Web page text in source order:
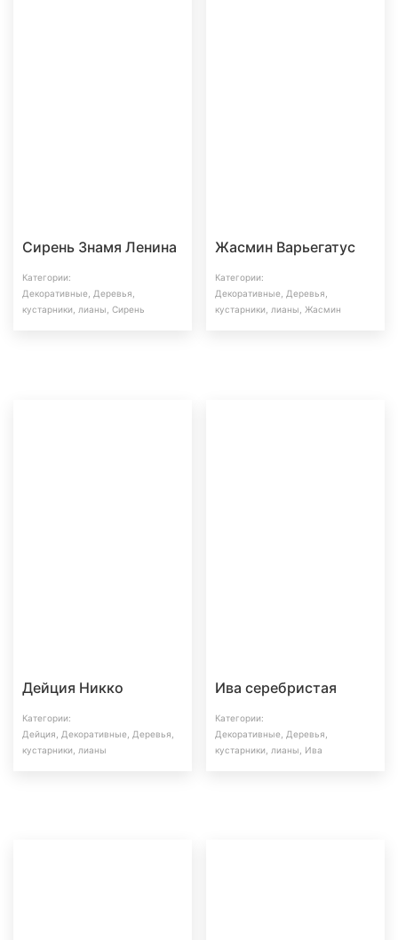
Сирень Знамя Ленина
Категории:
Декоративные
Деревья,
кустарники, лианы Сирень
Жасмин Варьегатус
Категории:
Декоративные
Деревья,
кустарники, лианы
Жасмин
Дейция Никко
Категории:
Дейция
Декоративные
Деревья,
кустарники, лианы
Ива серебристая
Категории:
Декоративные
Деревья,
кустарники, лианы
Ива